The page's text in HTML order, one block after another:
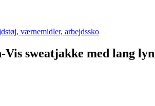
sweatjakke med lang